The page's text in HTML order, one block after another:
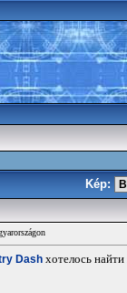
Kép:
Dash хотелось